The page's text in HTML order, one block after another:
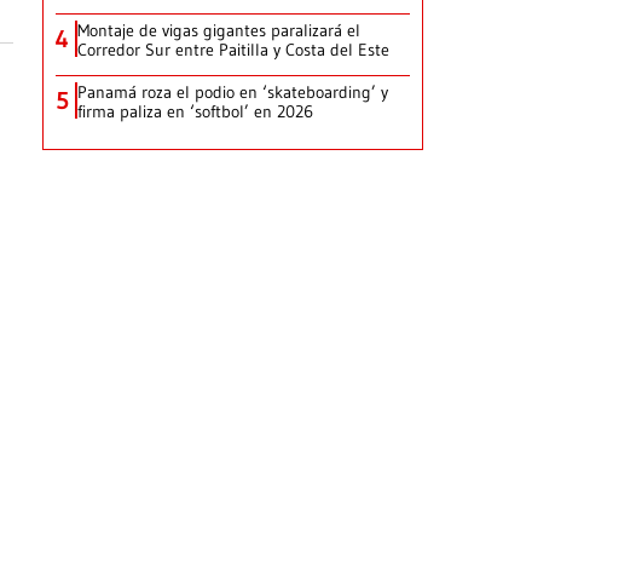
4 Montaje de vigas gigantes paralizará el
Corredor Sur entre Paitilla y Costa del Este
5 Panamá roza el podio en ‘skateboarding’ y
firma paliza en ‘softbol’ en 2026